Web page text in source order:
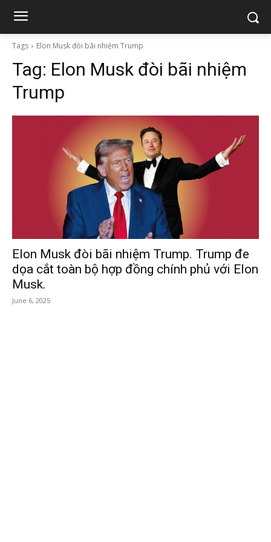
Tags Elon Musk đòi bãi nhiệm Trump
Tag: Elon Musk đòi bãi nhiệm
Trump
Elon Musk đòi bãi nhiệm Trump. Trump đe
dọa cắt toàn bộ hợp đồng chính phủ với Elon
Musk.
June 6, 2025